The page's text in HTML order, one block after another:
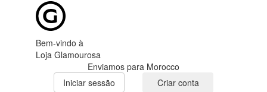
Bem-vindo à
Loja Glamourosa
Enviamos para Morocco
Iniciar sessão
Criar conta